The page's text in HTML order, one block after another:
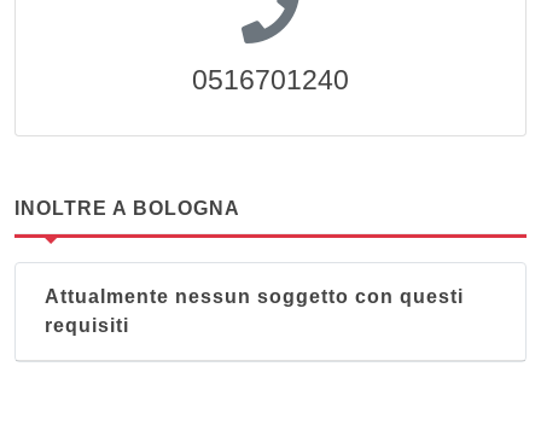
0516701240
INOLTRE A BOLOGNA
Attualmente nessun soggetto con questi
requisiti